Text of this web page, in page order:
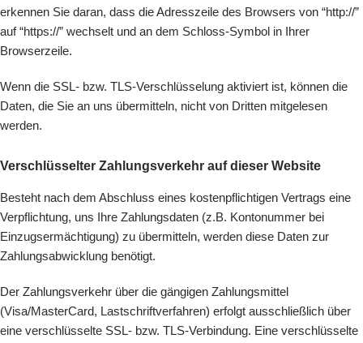
erkennen Sie daran, dass die Adresszeile des Browsers von “http://”
auf “https://” wechselt und an dem Schloss-Symbol in Ihrer
Browserzeile.
Wenn die SSL- bzw. TLS-Verschlüsselung aktiviert ist, können die
Daten, die Sie an uns übermitteln, nicht von Dritten mitgelesen
werden.
Verschlüsselter Zahlungsverkehr auf dieser Website
Besteht nach dem Abschluss eines kostenpflichtigen Vertrags eine
Verpflichtung, uns Ihre Zahlungsdaten (z.B. Kontonummer bei
Einzugsermächtigung) zu übermitteln, werden diese Daten zur
Zahlungsabwicklung benötigt.
Der Zahlungsverkehr über die gängigen Zahlungsmittel
(Visa/MasterCard, Lastschriftverfahren) erfolgt ausschließlich über
eine verschlüsselte SSL- bzw. TLS-Verbindung. Eine verschlüsselte